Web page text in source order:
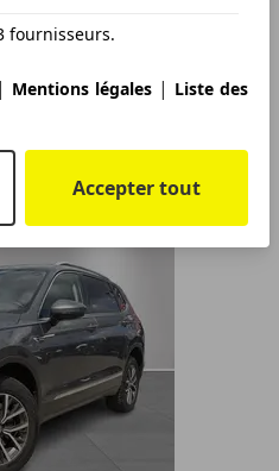
fournisseurs.
| Mentions légales | Liste des
Accepter tout